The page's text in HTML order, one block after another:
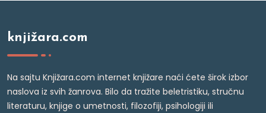
knjižara.com
Na sajtu Knjižara.com internet knjižare naći ćete širok izbor
naslova iz svih žanrova. Bilo da tražite beletristiku, stručnu
literaturu, knjige o umetnosti, filozofiji, psihologiji ili